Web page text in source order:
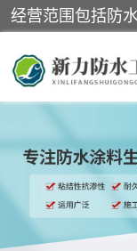
黑豹防水胶
乳化沥青防水涂
非固化橡胶防水